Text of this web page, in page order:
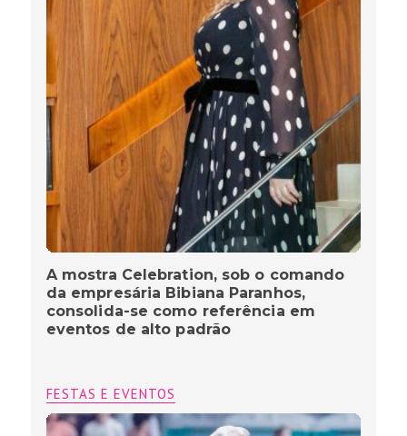
A mostra Celebration, sob o comando
da empresária Bibiana Paranhos,
consolida-se como referência em
eventos de alto padrão
FESTAS E EVENTOS